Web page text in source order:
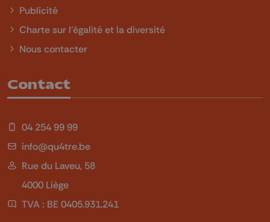
Publicité
Charte sur l'égalité et la diversité
Nous contacter
Contact
04 254 99 99
info@qu4tre.be
Rue du Laveu, 58
4000 Liège
TVA : BE 0405.931.241